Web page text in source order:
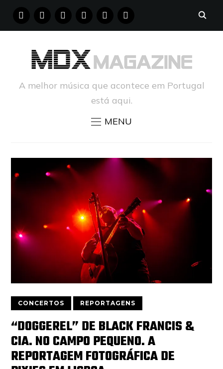
FACEBOOKINSTAGRAM
YOUTUBE PINTERESTTUMBLR
A melhor música que acontece em Portugal
está aqui.
MENU
CONCERTOS REPORTAGENS
“DOGGEREL” DE BLACK FRANCIS &
CIA. NO CAMPO PEQUENO. A
REPORTAGEM FOTOGRÁFICA DE